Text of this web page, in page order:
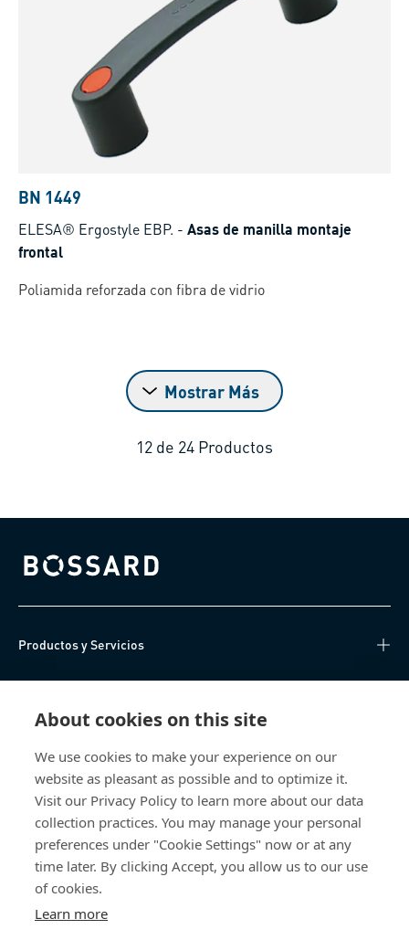
About cookies on this site
We use cookies to make your experience on our
website as pleasant as possible and to optimize it.
Visit our Privacy Policy to learn more about our data
collection practices. You may manage your personal
preferences under "Cookie Settings" now or at any
time later. By clicking Accept, you allow us to our use
of cookies.
Learn more
BN 1449
ELESA® Ergostyle EBP. - Asas de manilla montaje
frontal
Poliamida reforzada con fibra de vidrio
Mostrar Más
12 de 24 Productos
Bossard homepage
Productos y Servicios
Sobre nosotros
Bossard México
Av. Kalos 114
Parque Industrial Kalos
66600 Mexico